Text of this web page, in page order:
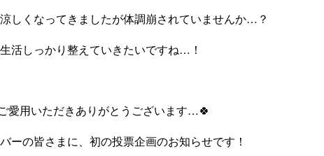
しくなってきましたが体調崩されていませんか…？
活しっかり整えていきたいですね…！
愛用いただきありがとうございます…🍀
ーの皆さまに、初の投票企画のお知らせです！